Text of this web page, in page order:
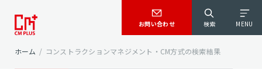
検索 MENU
お問い合わせ
ホーム / コンストラクションマネジメント・CM方式の検索結果